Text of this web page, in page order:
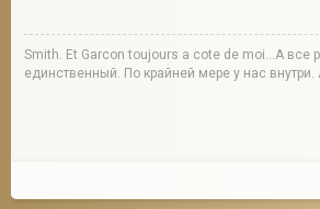
Smith. Et Garcon toujours a cote de moi...А
единственный. По крайней мере у нас внутри.